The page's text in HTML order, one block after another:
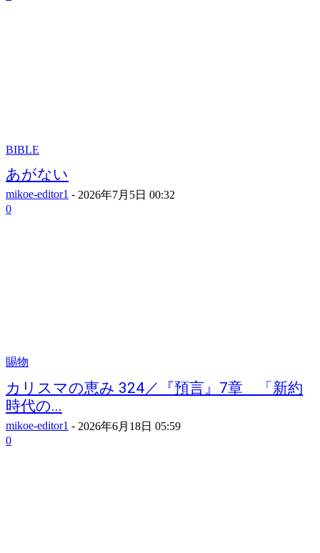
BIBLE
あがない
mikoe-editor1 - 2026年7月5日 00:32
0
賜物
カリスマの恵み 324／『預言』7章 「新約
時代の...
mikoe-editor1 - 2026年6月18日 05:59
0